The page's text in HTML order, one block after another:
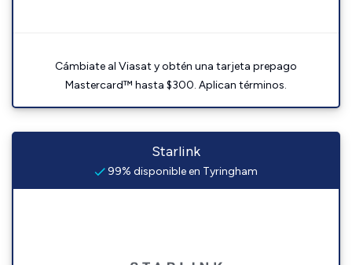
Cámbiate al Viasat y obtén una tarjeta prepago
Mastercard™ hasta $300. Aplican términos.
Starlink
99% disponible en Tyringham